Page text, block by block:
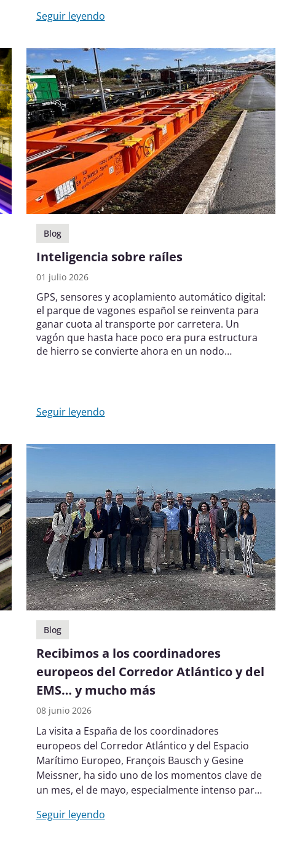
Seguir leyendo
Blog
Inteligencia sobre raíles
01 julio 2026
GPS, sensores y acoplamiento automático digital:
el parque de vagones español se reinventa para
ganar cuota al transporte por carretera. Un
vagón que hasta hace poco era pura estructura
de hierro se convierte ahora en un nodo
Seguir leyendo
Blog
Recibimos a los coordinadores
europeos del Corredor Atlántico y del
EMS… y mucho más
08 junio 2026
La visita a España de los coordinadores
europeos del Corredor Atlántico y del Espacio
Marítimo Europeo, François Bausch y Gesine
Meissner, ha sido uno de los momentos clave de
un mes, el de mayo, especialmente intenso para
Atlántico, marcado por una agenda de carácter
Seguir leyendo